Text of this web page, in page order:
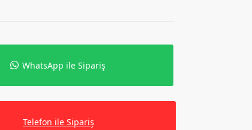
WhatsApp ile Sipariş
Telefon ile Sipariş